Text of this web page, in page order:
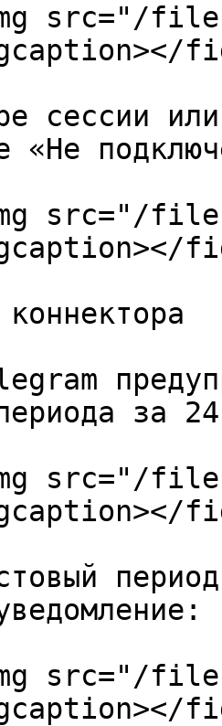
src="/
сессии
«Не
src="/
за
src="/
src="/files/